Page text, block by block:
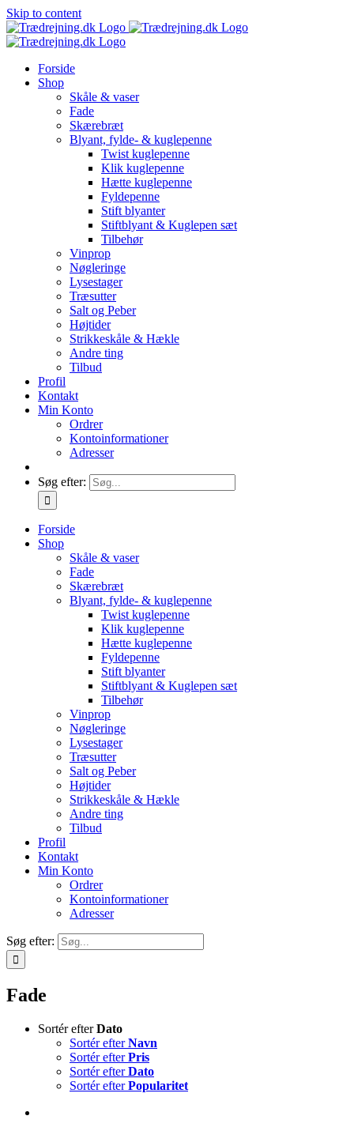
Skip to content
Forside
Shop
Skåle & vaser
Fade
Skærebræt
Blyant, fylde- & kuglepenne
Twist kuglepenne
Klik kuglepenne
Hætte kuglepenne
Fyldepenne
Stift blyanter
Stiftblyant & Kuglepen sæt
Tilbehør
Vinprop
Nøgleringe
Lysestager
Træsutter
Salt og Peber
Højtider
Strikkeskåle & Hækle
Andre ting
Tilbud
Profil
Kontakt
Min Konto
Ordrer
Kontoinformationer
Adresser
Søg efter:
Forside
Shop
Skåle & vaser
Fade
Skærebræt
Blyant, fylde- & kuglepenne
Twist kuglepenne
Klik kuglepenne
Hætte kuglepenne
Fyldepenne
Stift blyanter
Stiftblyant & Kuglepen sæt
Tilbehør
Vinprop
Nøgleringe
Lysestager
Træsutter
Salt og Peber
Højtider
Strikkeskåle & Hækle
Andre ting
Tilbud
Profil
Kontakt
Min Konto
Ordrer
Kontoinformationer
Adresser
Søg efter:
Fade
Sortér efterDato
Sortér efterNavn
Sortér efterPris
Sortér efterDato
Sortér efterPopularitet